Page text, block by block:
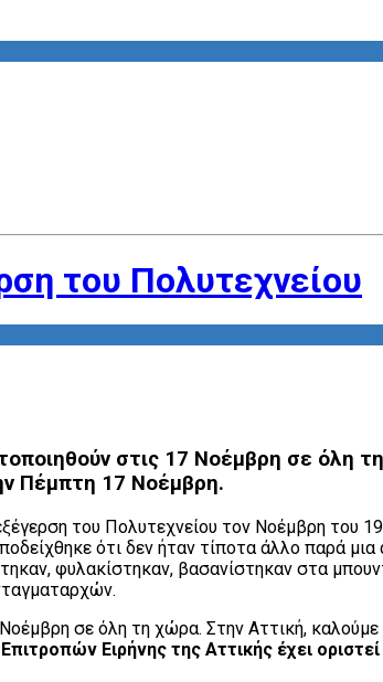
του Πολυτεχνείου
στις 17 Νοέμβρη σε όλη
Πέμπτη 17 Νοέμβρη.
του Πολυτεχνείου τον Νοέμβρη του
ότι δεν ήταν τίποτα άλλο παρά
φυλακίστηκαν, βασανίστηκαν στα
σε όλη τη χώρα. Στην Αττική,
Ειρήνης της Αττικής έχει οριστεί